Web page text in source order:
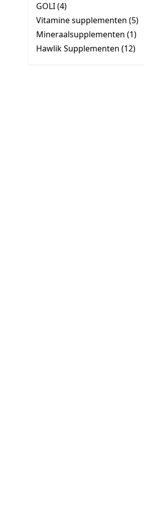
GOLI (4)
Vitamine supplementen (5)
Mineraalsupplementen (1)
Hawlik Supplementen (12)